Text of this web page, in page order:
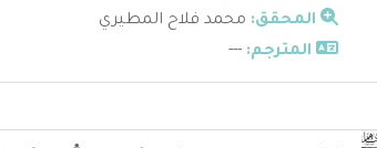
المحقق: محمد فلاح المطيري
المترجم: ---